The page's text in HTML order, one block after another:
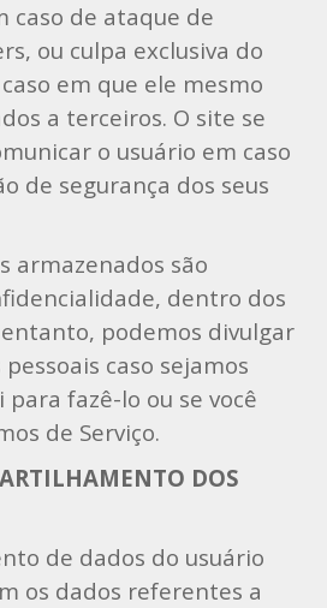
caso de ataque de
ou culpa exclusiva do
em que ele mesmo
a terceiros. O site se
o usuário em caso
de segurança dos seus
armazenados são
dentro dos
podemos divulgar
caso sejamos
fazê-lo ou se você
de Serviço.
DOS
de dados do usuário
os dados referentes a